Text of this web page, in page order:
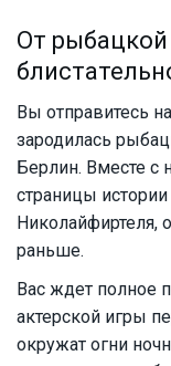
От
Вы отправитесь
зародилась
Берлин. Вместе с
страницы
Николайфиртеля,
раньше.
Вас ждет полное
актерской игры
окружат огни